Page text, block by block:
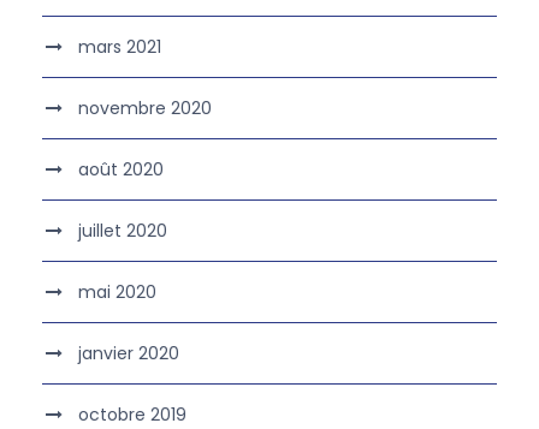
mars 2021
novembre 2020
août 2020
juillet 2020
mai 2020
janvier 2020
octobre 2019